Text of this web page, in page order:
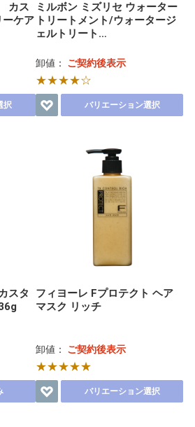
カス
ケア
択
ミルボン ミズリセ ウォーター
トリートメント/ウォータージ
ェルトリート…
卸値： ご契約後表示
★★★★☆
バリエーション選択
スタ
フィヨーレ Fプロテクト ヘア
マスク リッチ
卸値： ご契約後表示
★★★★★
バリエーション選択